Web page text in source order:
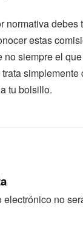
normativa
estas
no siempre el
tu bolsillo.
electrónico no